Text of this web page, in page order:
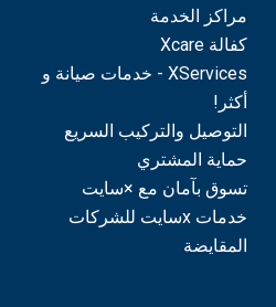
مراكز الخدمة
كفالة Xcare
XServices - خدمات صيانة و
أكثر!
التوصيل والتركيب السريع
حماية المشتري
تسوق بآمان مع ×سايت
خدمات xسايت للشركات
المقايضة